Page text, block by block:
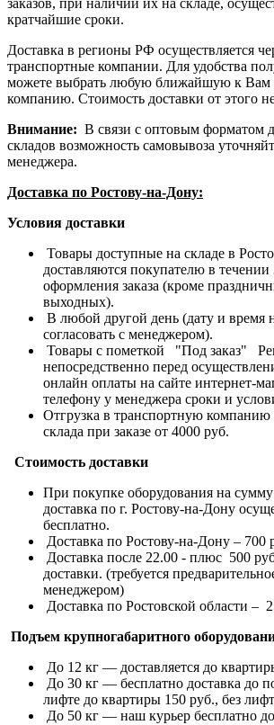
кратчайшие сроки.
Доставка в регионы РФ осуществляется
транспортные компании. Для удобства
можете выбрать любую ближайшую к Вам
компанию. Стоимость доставки от этого
Внимание: В связи с оптовым форматом
складов возможность самовывоза
менеджера.
Доставка по Ростову-на-Дону:
Условия доставки
Товары доступные на складе в
доставляются покупателю в
оформления заказа (кроме
выходных).
В любой другой день (дату и время
согласовать с менеджером).
Товары с пометкой "Под заказ"
непосредственно перед
онлайн оплаты на сайте интернет-
телефону у менеджера сроки и
Отгрузка в транспортную компанию
склада при заказе от 4000 руб.
Стоимость доставки
При покупке оборудования на
доставка по г. Ростову-на-Дону
бесплатно.
Доставка по Ростову-на-Дону – 700
Доставка после 22.00 - плюс 500
доставки. (требуется
менеджером)
Доставка по Ростовской области –
Подъем крупногабаритного
До 12 кг — доставляется до
До 30 кг — бесплатно доставка до
лифте до квартиры 150 руб., без
До 50 кг — наш курьер бесплатно